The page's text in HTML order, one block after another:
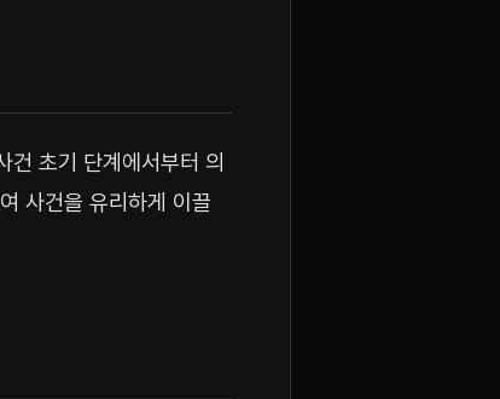
건 초기 단계에서부터 의
사건을 유리하게 이끌